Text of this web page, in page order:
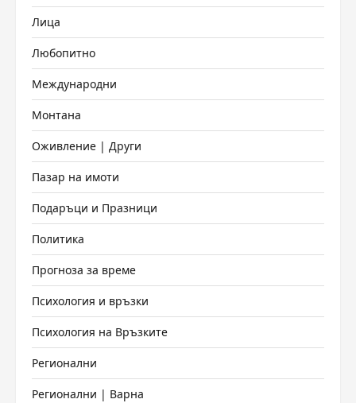
Лица
Любопитно
Международни
Монтана
Оживление | Други
Пазар на имоти
Подаръци и Празници
Политика
Прогноза за време
Психология и връзки
Психология на Връзките
Регионални
Регионални | Варна